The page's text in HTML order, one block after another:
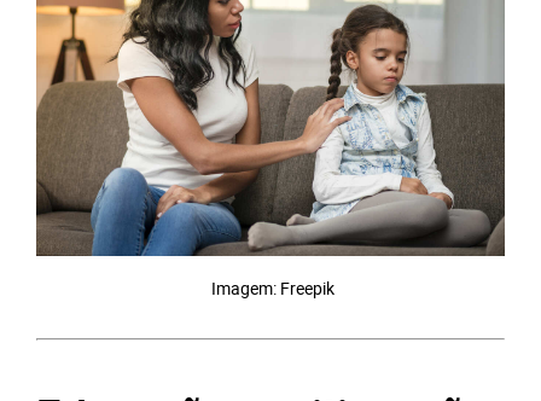
Imagem: Freepik